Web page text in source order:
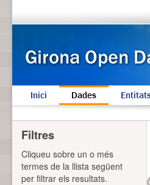
Inici Dades
Filtres
Cliqueu sobre un o més
termes de la llista següent
per filtrar els resultats.